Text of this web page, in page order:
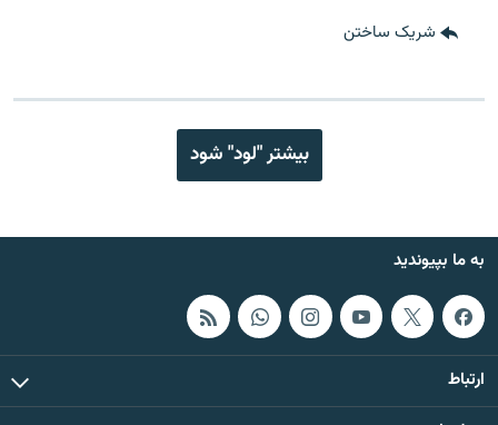
شریک ساختن
بیشتر "لود" شود
به ما بپیوندید
ارتباط